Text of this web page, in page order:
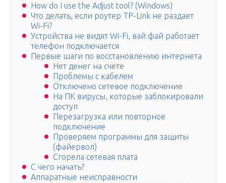
How do I use the Adjust tool? (Windows)
Что делать, если роутер TP-Link не раздает
Wi-Fi?
Устройства не видят Wi-Fi, вай фай работает
телефон подключается
Первые шаги по восстановлению интернета
Нет денег на счете
Проблемы с кабелем
Отключено сетевое подключение
На ПК вирусы, которые заблокировали
доступ
Перезагрузка или повторное
подключение
Проверяем программы для защиты
(файервол)
Сгорела сетевая плата
С чего начать?
Аппаратные неисправности